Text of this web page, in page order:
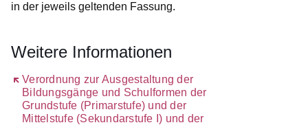
in der jeweils geltenden Fassung.
Weitere Informationen
Verordnung zur Ausgestaltung der
Bildungsgänge und Schulformen der
Grundstufe (Primarstufe) und der
Mittelstufe (Sekundarstufe I) und der
Öffnet sich in einem neuen Fenster